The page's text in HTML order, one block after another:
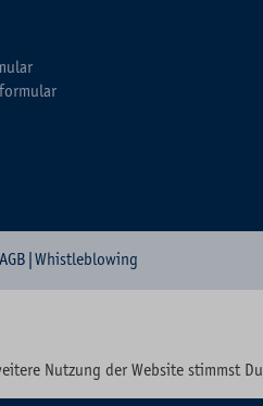
AGB Whistleblowing
Nutzung der Website stimmst